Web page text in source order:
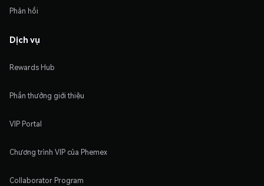
Phản hồi
Dịch vụ
Rewards Hub
Phần thưởng giới thiệu
VIP Portal
Chương trình VIP của Phemex
Collaborator Program